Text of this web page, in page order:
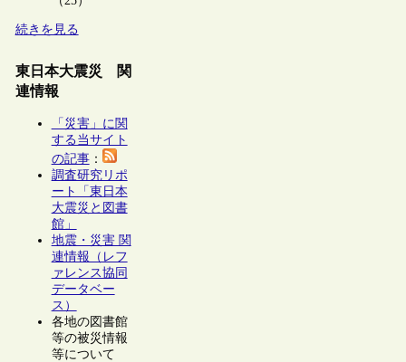
続きを見る
東日本大震災 関
連情報
「災害」に関
する当サイト
の記事：
調査研究リポ
ート「東日本
大震災と図書
館」
地震・災害 関
連情報（レフ
ァレンス協同
データベー
ス）
各地の図書館
等の被災情報
等について